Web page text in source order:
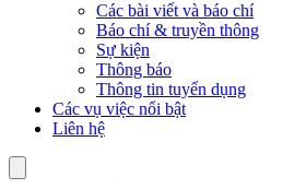
Các bài viết và báo chí
Báo chí & truyền thông
Sự kiện
Thông báo
Thông tin tuyển dụng
Các vụ việc nổi bật
Liên hệ